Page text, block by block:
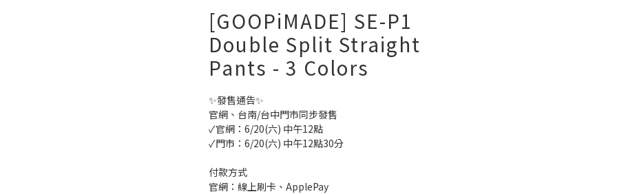
[GOOPiMADE] SE-P1
Double Split Straight
Pants - 3 Colors
✨發售通告✨
官網、台南/台中門市同步發售
✓官網：6/20(六) 中午12點
✓門市：6/20(六) 中午12點30分
付款方式
官網：線上刷卡、ApplePay